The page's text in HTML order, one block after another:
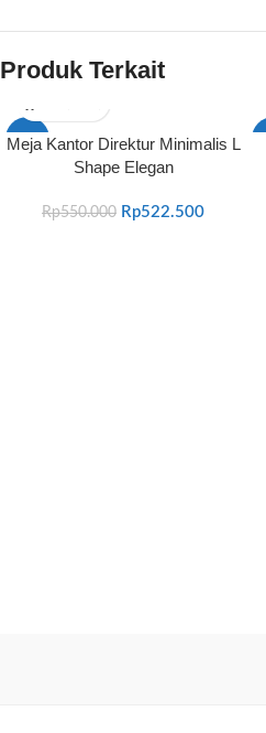
Produk Terkait
-5%
Meja Kantor Direktur Minimalis L
Shape Elegan
Rp550.000 Rp522.500